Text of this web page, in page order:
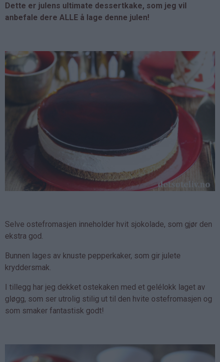
Dette er julens ultimate dessertkake, som jeg vil
anbefale dere ALLE å lage denne julen!
Selve ostefromasjen inneholder hvit sjokolade, som gjør den
ekstra god.
Bunnen lages av knuste pepperkaker, som gir julete
kryddersmak.
I tillegg har jeg dekket ostekaken med et gelélokk laget av
gløgg, som ser utrolig stilig ut til den hvite ostefromasjen og
som smaker fantastisk godt!